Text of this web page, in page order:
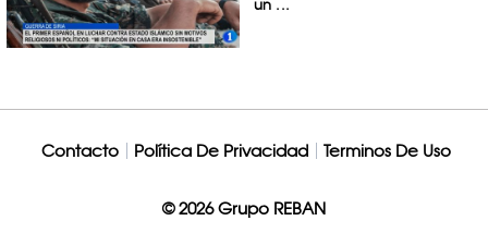
un ...
Contacto Política De Privacidad Terminos De Uso
© 2026 Grupo REBAN